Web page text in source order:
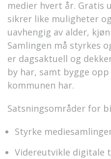
medier hvert år. Gratis
sikrer like muligheter
uavhengig av alder,
Samlingen må styrkes
er dagsaktuell og
by har, samt bygge
kommunen har.
Satsningsområder for
Styrke
Videreutvikle digitale